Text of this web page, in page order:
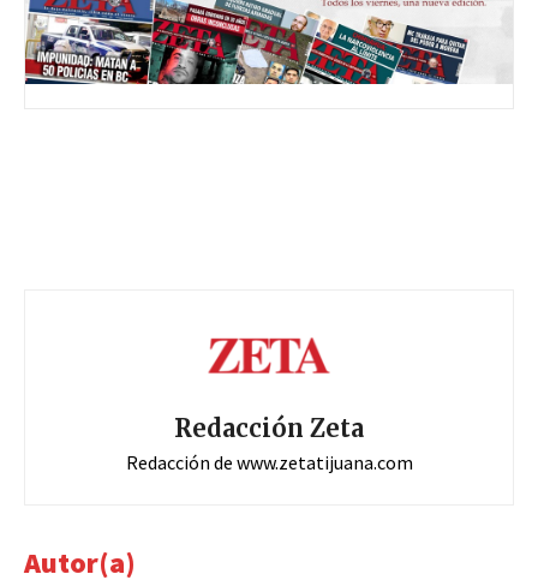
Redacción Zeta
Redacción de www.zetatijuana.com
Autor(a)